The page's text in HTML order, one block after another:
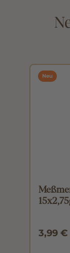
Neu
3,99 €